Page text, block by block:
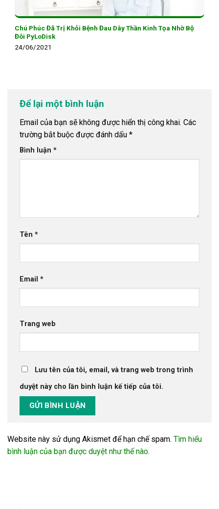
Chú Phúc Đã Trị Khỏi Bệnh Đau Dây Thần Kinh Tọa Nhờ Bộ
Đôi PyLoDisk
24/06/2021
Để lại một bình luận
Email của bạn sẽ không được hiển thị công khai. Các
trường bắt buộc được đánh dấu *
Bình luận *
Tên *
Email *
Trang web
Lưu tên của tôi, email, và trang web trong trình
duyệt này cho lần bình luận kế tiếp của tôi.
Website này sử dụng Akismet để hạn chế spam. Tìm hiểu
bình luận của bạn được duyệt như thế nào.